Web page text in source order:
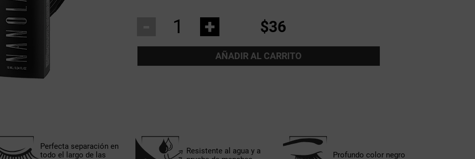
+ $36
AÑADIR AL CARRITO
Perfecta separación en
todo el largo de las
Resistente al agua y a
Profundo color negro